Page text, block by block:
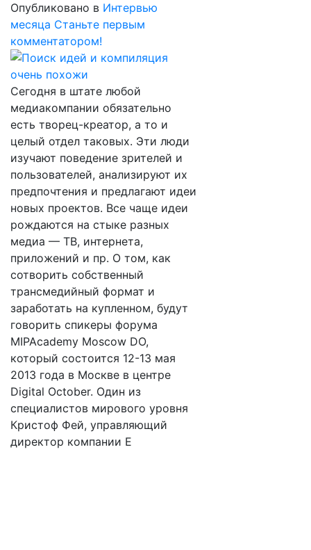
Опубликовано в Интервью
месяца Станьте первым
комментатором!
Сегодня в штате любой
медиакомпании обязательно
есть творец-креатор, а то и
целый отдел таковых. Эти люди
изучают поведение зрителей и
пользователей, анализируют их
предпочтения и предлагают идеи
новых проектов. Все чаще идеи
рождаются на стыке разных
медиа — ТВ, интернета,
приложений и пр. О том, как
сотворить собственный
трансмедийный формат и
заработать на купленном, будут
говорить спикеры форума
MIPAcademy Moscow DO,
который состоится 12-13 мая
2013 года в Москве в центре
Digital October. Один из
специалистов мирового уровня
Кристоф Фей, управляющий
директор компании E